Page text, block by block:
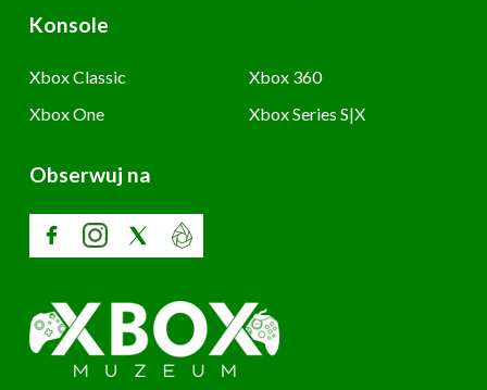
Konsole
Xbox Classic
Xbox 360
Xbox One
Xbox Series S|X
Obserwuj na